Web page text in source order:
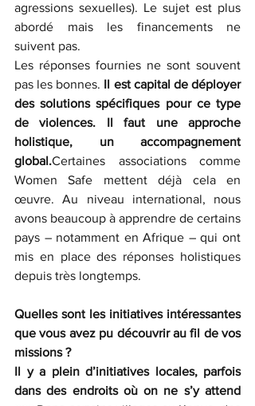
agressions sexuelles). Le sujet est plus
abordé mais les financements ne
suivent pas.
Les réponses fournies ne sont souvent
pas les bonnes. Il est capital de déployer
des solutions spécifiques pour ce type
de violences. Il faut une approche
holistique, un accompagnement
global.Certaines associations comme
Women Safe mettent déjà cela en
œuvre. Au niveau international, nous
avons beaucoup à apprendre de certains
pays – notamment en Afrique – qui ont
mis en place des réponses holistiques
depuis très longtemps.
Quelles sont les initiatives intéressantes
que vous avez pu découvrir au fil de vos
missions ?
Il y a plein d’initiatives locales, parfois
dans des endroits où on ne s’y attend